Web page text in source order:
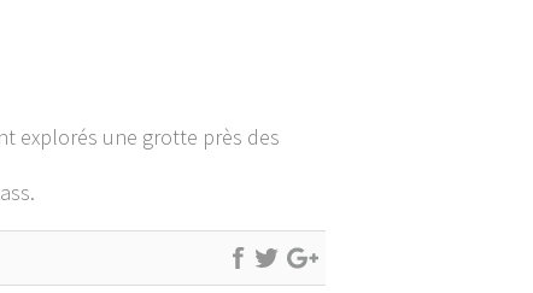
explorés une grotte près des